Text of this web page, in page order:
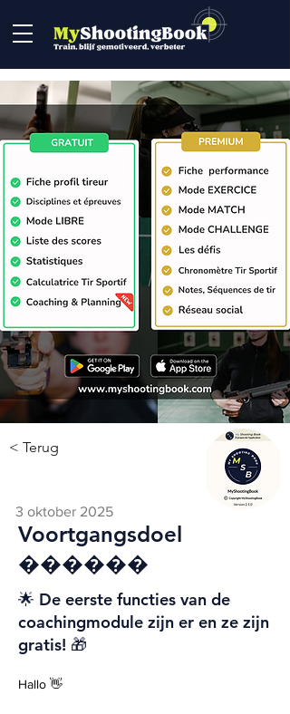
< Terug
3 oktober 2025
Voortgangsdoel
������
🌟 De eerste functies van de
coachingmodule zijn er en ze zijn
gratis! 🎁
Hallo 👋